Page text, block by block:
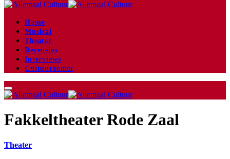
Home
Musical
Theater
Recensies
Interviews
Cultuurzomer
Fakkeltheater Rode Zaal
Theater